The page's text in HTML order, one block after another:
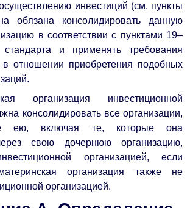
инвестиций (см. пункты
обязана консолидировать данную
в соответствии с пунктами 19–
и применять требования
отношении приобретения подобных
организация инвестиционной
консолидировать все организации,
ею, включая те, которые она
свою дочернюю организацию,
организацией, если
организация также не
организацией.